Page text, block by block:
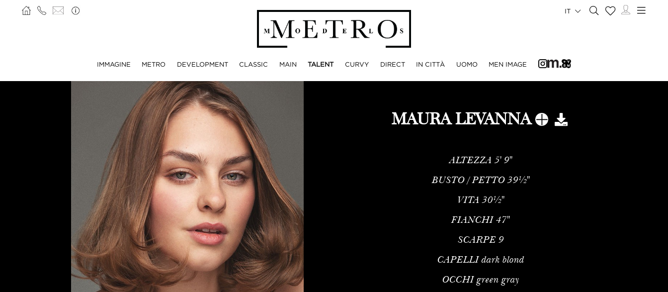
IMMAGINE METRO DEVELOPMENT CLASSIC MAIN TALENT CURVY DIRECT IN CITTÀ UOMO MEN IMAGE
IT
MAURA LEVANNA
ALTEZZA 5' 9''
BUSTO / PETTO 39½''
VITA 30½''
FIANCHI 47''
SCARPE 9
CAPELLI dark blond
OCCHI green gray